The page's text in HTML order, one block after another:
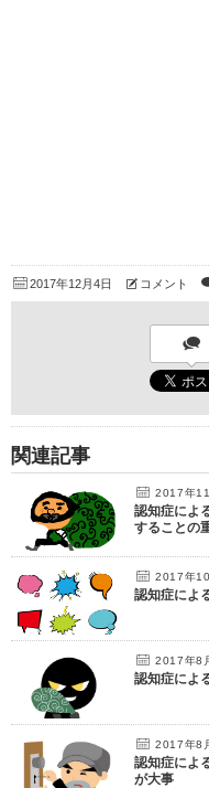
2017年12月4日 コメント
関連記事
2017年
認知症によ
することの
2017年
認知症によ
2017年8
認知症によ
2017年8
認知症によ
が大事